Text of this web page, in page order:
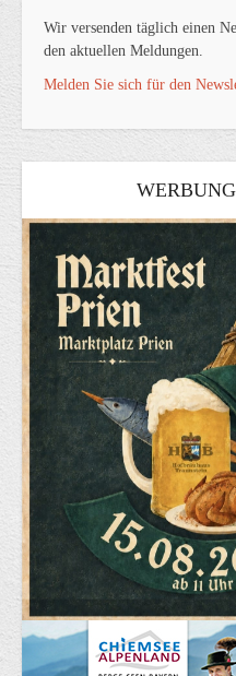
Wir versenden täglich einen
den aktuellen Meldungen.
Melden Sie sich für den
WERBUNG